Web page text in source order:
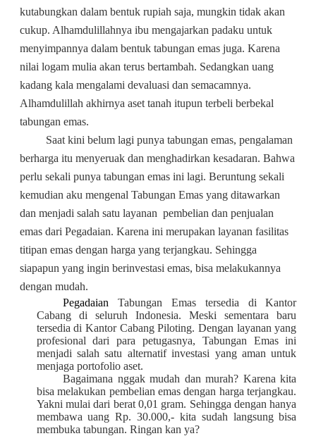
kutabungkan dalam bentuk rupiah saja, mungkin tidak akan
cukup. Alhamdulillahnya ibu mengajarkan padaku untuk
menyimpannya dalam bentuk tabungan emas juga. Karena
nilai logam mulia akan terus bertambah. Sedangkan uang
kadang kala mengalami devaluasi dan semacamnya.
Alhamdulillah akhirnya aset tanah itupun terbeli berbekal
tabungan emas.
Saat kini belum lagi punya tabungan emas, pengalaman
berharga itu menyeruak dan menghadirkan kesadaran. Bahwa
perlu sekali punya tabungan emas ini lagi. Beruntung sekali
kemudian aku mengenal Tabungan Emasyang ditawarkan
dan menjadi salah satu layanan pembelian dan penjualan
emas dari Pegadaian. Karena ini merupakan layanan fasilitas
titipan emas dengan harga yang terjangkau. Sehingga
siapapun yang ingin berinvestasi emas, bisa melakukannya
dengan mudah.
Pegadaian Tabungan Emas tersedia di Kantor
Cabang di seluruh Indonesia. Meski sementara baru
tersedia di Kantor Cabang Piloting. Dengan layanan yang
profesional dari para petugasnya, Tabungan Emas ini
menjadi salah satu alternatif investasi yang aman untuk
menjaga portofolio aset.
Bagaimana nggak mudah dan murah? Karena kita
bisa melakukan pembelian emas dengan harga terjangkau.
Yakni mulai dari berat 0,01 gram. Sehingga dengan hanya
membawa uang Rp. 30.000,- kita sudah langsung bisa
membuka tabungan. Ringan kan ya?